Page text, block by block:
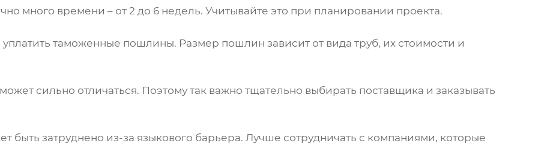
много времени – от 2 до 6 недель. Учитывайте это при планировании проекта.
таможенные пошлины. Размер пошлин зависит от вида труб, их стоимости и
сильно отличаться. Поэтому так важно тщательно выбирать поставщика и заказывать
быть затруднено из-за языкового барьера. Лучше сотрудничать с компаниями, которые